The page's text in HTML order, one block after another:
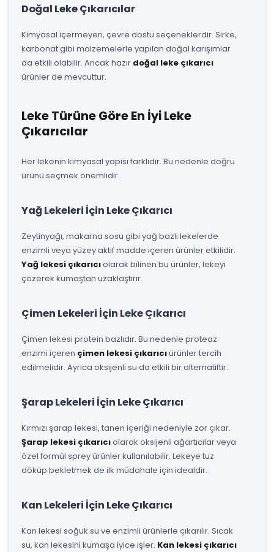
Doğal Leke Çıkarıcılar
Kimyasal içermeyen, çevre dostu seçeneklerdir. Sirke,
karbonat gibi malzemelerle yapılan doğal karışımlar
da etkili olabilir. Ancak hazır doğal leke çıkarıcı
ürünler de mevcuttur.
Leke Türüne Göre En İyi Leke
Çıkarıcılar
Her lekenin kimyasal yapısı farklıdır. Bu nedenle doğru
ürünü seçmek önemlidir.
Yağ Lekeleri İçin Leke Çıkarıcı
Zeytinyağı, makarna sosu gibi yağ bazlı lekelerde
enzimli veya yüzey aktif madde içeren ürünler etkilidir.
Yağ lekesi çıkarıcıolarak bilinen bu ürünler, lekeyi
çözerek kumaştan uzaklaştırır.
Çimen Lekeleri İçin Leke Çıkarıcı
Çimen lekesi protein bazlıdır. Bu nedenle proteaz
enzimi içeren çimen lekesi çıkarıcıürünler tercih
edilmelidir. Ayrıca oksijenli su da etkili bir alternatiftir.
Şarap Lekeleri İçin Leke Çıkarıcı
Kırmızı şarap lekesi, tanen içeriği nedeniyle zor çıkar.
Şarap lekesi çıkarıcıolarak oksijenli ağartıcılar veya
özel formül sprey ürünler kullanılabilir. Lekeye tuz
döküp bekletmek de ilk müdahale için idealdir.
Kan Lekeleri İçin Leke Çıkarıcı
Kan lekesi soğuk su ve enzimli ürünlerle çıkarılır. Sıcak
su, kan lekesini kumaşa iyice işler. Kan lekesi çıkarıcı